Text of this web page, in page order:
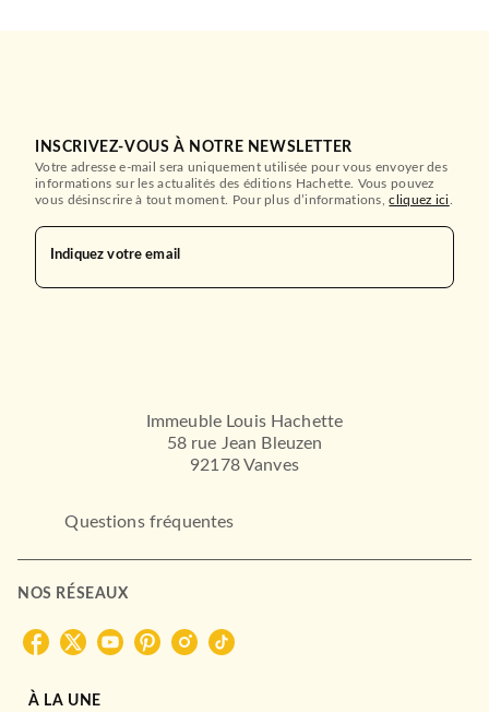
INSCRIVEZ-VOUS À NOTRE NEWSLETTER
Votre adresse e-mail sera uniquement utilisée pour vous envoyer des
informations sur les actualités des éditions Hachette. Vous pouvez
vous désinscrire à tout moment. Pour plus d’informations,cliquez ici
Indiquez votre email
Immeuble Louis Hachette
58 rue Jean Bleuzen
92178 Vanves
Questions fréquentes
NOS RÉSEAUX
À LA UNE